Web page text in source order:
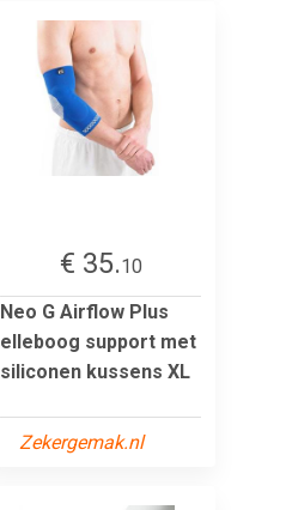
€ 35.10
Neo G Airflow Plus
elleboog support met
siliconen kussens XL
Zekergemak.nl